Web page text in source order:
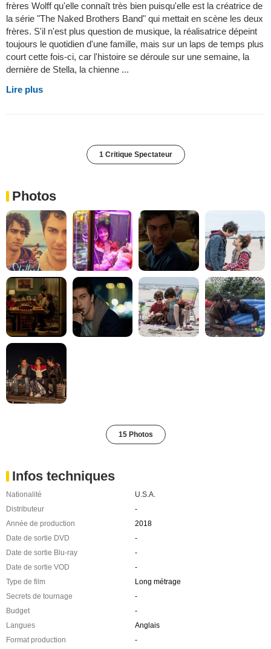
frères Wolff qu'elle connaît très bien puisqu'elle est la créatrice de
la série "The Naked Brothers Band" qui mettait en scène les deux
frères. S'il n'est plus question de musique, la réalisatrice dépeint
toujours le quotidien d'une famille, mais sur un laps de temps plus
court cette fois-ci, car l'histoire se déroule sur une semaine, la
dernière de Stella, la chienne ...
Lire plus
1 Critique Spectateur
Photos
15 Photos
Infos techniques
Nationalité
U.S.A.
Distributeur
-
Année de production
2018
Date de sortie DVD
-
Date de sortie Blu-ray
-
Date de sortie VOD
-
Type de film
Long métrage
Secrets de tournage
-
Budget
-
Langues
Anglais
Format production
-